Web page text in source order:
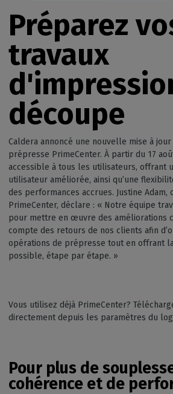
Préparez
travaux
découpe
Caldera annoncé une nouvelle mise à
prépresse PrimeCenter. À partir du 17
accessible à tous les utilisateurs, offrant
utilisateur améliorée, ainsi qu’une
des performances accrues. Justine Adam,
PrimeCenter, déclare : « Notre équipe
pour mettre en œuvre des améliorations
compte des retours de nos clients afin
opérations de prépresse tout en offrant
possible, étape par étape. »
Vous utilisez déjà PrimeCenter?
directement depuis les paramètres du
Pour plus de
cohérence et de